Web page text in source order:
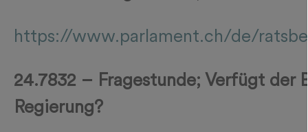
https://www.parlament.ch/de/
24.7832 – Fragestunde; Verfügt der
Regierung?